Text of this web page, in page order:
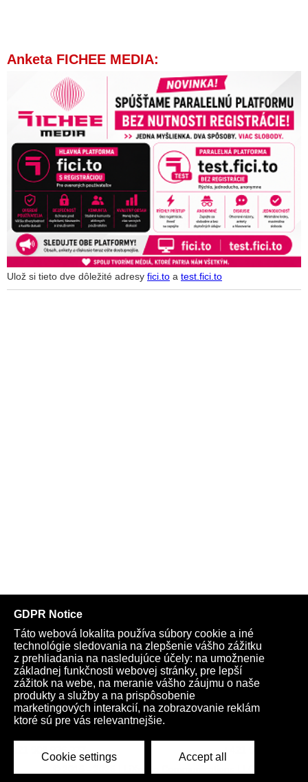
Anketa FICHEE MEDIA:
Ulož si tieto dve dôležité adresy fici.to a test.fici.to
Telegram Youtube Facebook
Archív
Obchod
TV Kardio Podporte nás
Všeobecné podmienky
+421 908 936 277
+421 950 661 116